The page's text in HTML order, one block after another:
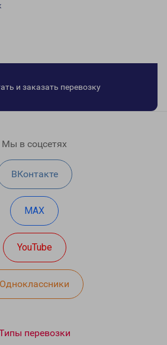
и заказать перевозку
Мы в соцсетях
ВКонтакте
MAX
YouTube
Одноклассники
перевозки